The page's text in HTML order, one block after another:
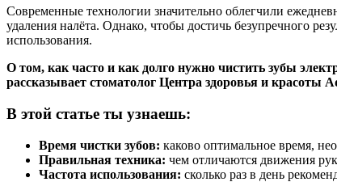
Современные технологии значительно облегчили
удаления налёта. Однако, чтобы достичь безупречного
использования.
О том, как часто и как долго нужно чистить зубы
рассказывает стоматолог Центра здоровья и красоты
В этой статье ты узнаешь:
Время чистки зубов: каково оптимальное время,
Правильная техника: чем отличаются движения
Частота использования: сколько раз в день